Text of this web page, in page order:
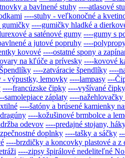
a bavlnené stuhy ----atlasové
----stuhy - veľkonočné a
gumičky ----gumičky hladké a
a saténové gumy ----gumy s
a jutové popruhy ----
kovové ----ostatné spony a
na kľúče a prívesky ----kovové
----zatváracie špendlíky ----
- výpustky, lemovky ----lampasy ---
----francúzske čipky ----vyšívané čipky
samolepiace záplaty ----
----šatóny a brúsené kamienky
----kožušinové brmbolce a
odevov ----predajné stojany,
doplnky ----tašky a sáčky
----brzdičky a koncovky plastové a z
----zipsy špirálové nedeliteľné